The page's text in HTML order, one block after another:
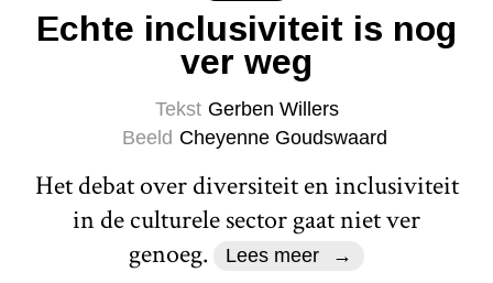
Echte inclusiviteit is nog
ver weg
Tekst Gerben Willers
Beeld Cheyenne Goudswaard
Het debat over diversiteit en inclusiviteit
in de culturele sector gaat niet ver
genoeg.
Lees meer